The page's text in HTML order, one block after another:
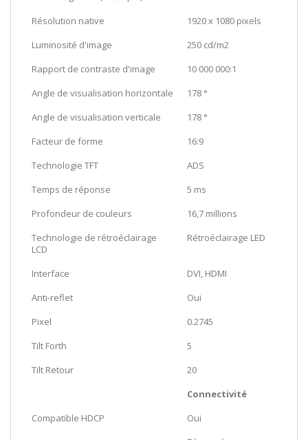
Résolution native
1920 x 1080 pixels
Luminosité d'image
250 cd/m2
Rapport de contraste d'image
10 000 000:1
Angle de visualisation horizontale
178 °
Angle de visualisation verticale
178 °
Facteur de forme
16:9
Technologie TFT
ADS
Temps de réponse
5 ms
Profondeur de couleurs
16,7 millions
Technologie de rétroéclairage
LCD
Rétroéclairage LED
Interface
DVI, HDMI
Anti-reflet
Oui
Pixel
0.2745
Tilt Forth
5
Tilt Retour
20
Connectivité
Compatible HDCP
Oui